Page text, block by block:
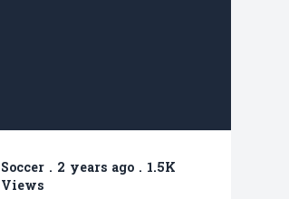
Soccer . 2 years ago . 1.5K
Views